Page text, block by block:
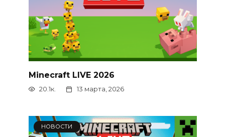
Minecraft LIVE 2026
20.1к. 13 марта, 2026
НОВОСТИ